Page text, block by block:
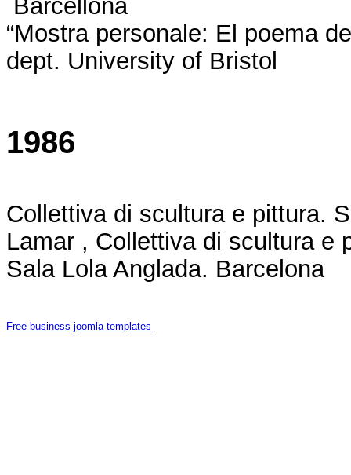
Barcellona
“Mostra personale: El poema
dept. University of Bristol
1986
Collettiva di scultura e pittura.
Lamar , Collettiva di scultura e
Sala Lola Anglada. Barcelona
Free business joomla templates